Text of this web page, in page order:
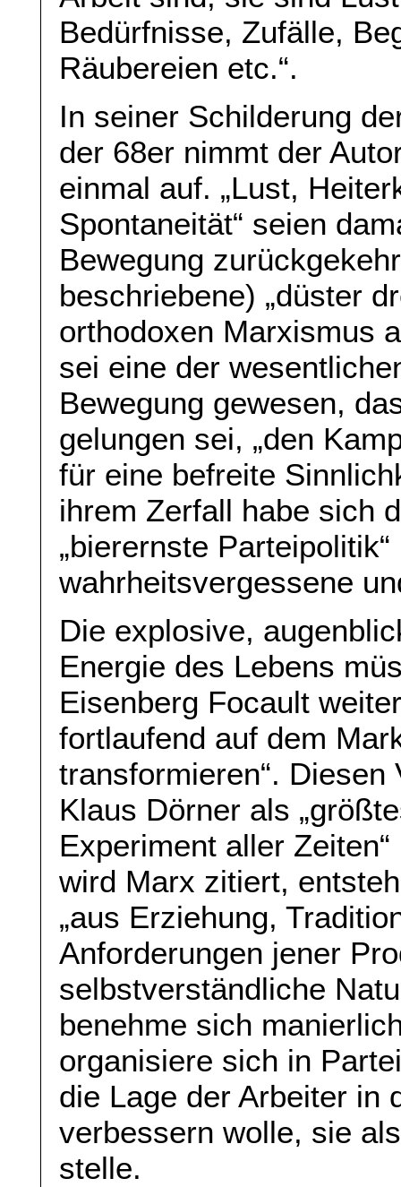
Bedürfnisse, Zufälle,
Räubereien etc.“.
In seiner Schilderung
der 68er nimmt der
einmal auf. „Lust,
Spontaneität“ seien
Bewegung
beschriebene) „düster
orthodoxen Marxismus
sei eine der
Bewegung gewesen,
gelungen sei, „den
für eine befreite
ihrem Zerfall habe sich
„bierernste
wahrheitsvergessene
Die explosive,
Energie des Lebens
Eisenberg Focault
fortlaufend auf dem
transformieren“.
Klaus Dörner als
Experiment aller
wird Marx zitiert,
„aus Erziehung,
Anforderungen jener
selbstverständliche
benehme sich
organisiere sich in
die Lage der Arbeiter in
verbessern wolle, sie
stelle.